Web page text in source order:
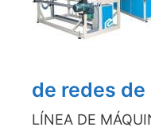
de redes
LÍNEA DE